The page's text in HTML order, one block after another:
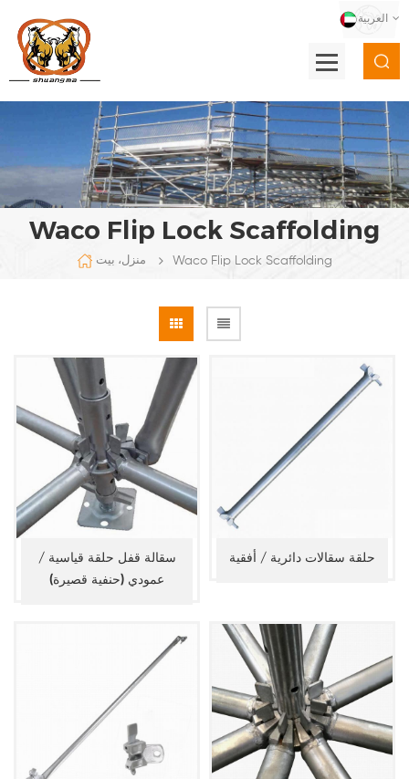
العربية
Waco Flip Lock Scaffolding
منزل، بيت Waco Flip Lock Scaffolding
سقالة قفل حلقة قياسية /
عمودي (حنفية قصيرة)
حلقة سقالات دائرية / أفقية